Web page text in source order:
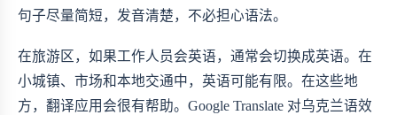
句子尽量简短，发音清楚，不必担心语法。
在旅游区，如果工作人员会英语，通常会切换成英语。在
小城镇、市场和本地交通中，英语可能有限。在这些地
方，翻译应用会很有帮助。Google Translate 对乌克兰语效